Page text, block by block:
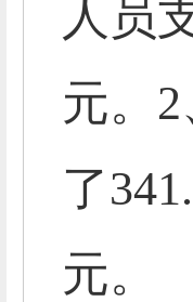
人员
元。
了
元。